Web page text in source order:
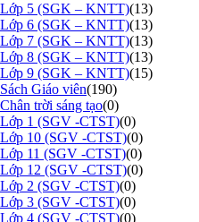
Lớp 5 (SGK – KNTT)(13)
Lớp 6 (SGK – KNTT)(13)
Lớp 7 (SGK – KNTT)(13)
Lớp 8 (SGK – KNTT)(13)
Lớp 9 (SGK – KNTT)(15)
Sách Giáo viên(190)
Chân trời sáng tạo(0)
Lớp 1 (SGV -CTST)(0)
Lớp 10 (SGV -CTST)(0)
Lớp 11 (SGV -CTST)(0)
Lớp 12 (SGV -CTST)(0)
Lớp 2 (SGV -CTST)(0)
Lớp 3 (SGV -CTST)(0)
Lớp 4 (SGV -CTST)(0)